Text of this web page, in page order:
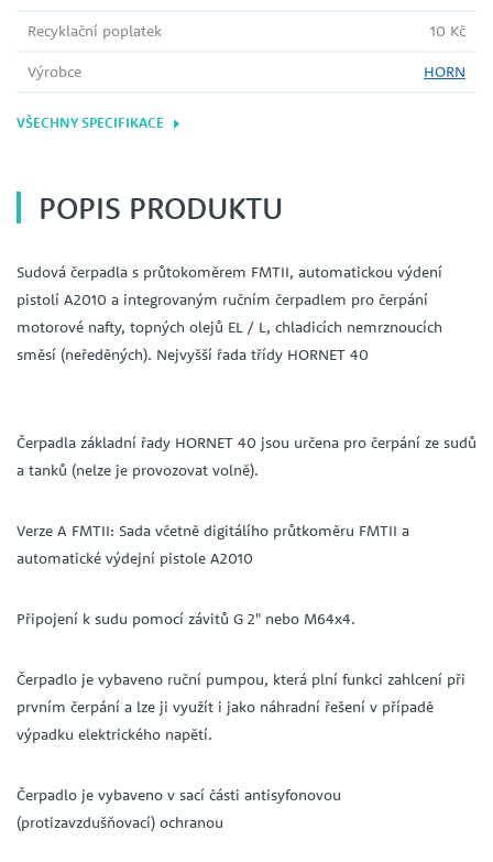
Recyklační poplatek 10 Kč
Výrobce HORN
VŠECHNY SPECIFIKACE
POPIS PRODUKTU
Sudová čerpadla s průtokoměrem FMTII, automatickou výdení
pistolí A2010 a integrovaným ručním čerpadlem pro čerpání
motorové nafty, topných olejů EL / L, chladicích nemrznoucích
směsí (neředěných). Nejvyšší řada třídy HORNET 40
Čerpadla základní řady HORNET 40 jsou určena pro čerpání ze sudů
a tanků (nelze je provozovat volně).
Verze A FMTII: Sada včetně digitálího průtkoměru FMTII a
automatické výdejní pistole A2010
Připojení k sudu pomocí závitů G 2" nebo M64x4.
Čerpadlo je vybaveno ruční pumpou, která plní funkci zahlcení při
prvním čerpání a lze ji využít i jako náhradní řešení v případě
výpadku elektrického napětí.
Čerpadlo je vybaveno v sací části antisyfonovou
(protizavzdušňovací) ochranou